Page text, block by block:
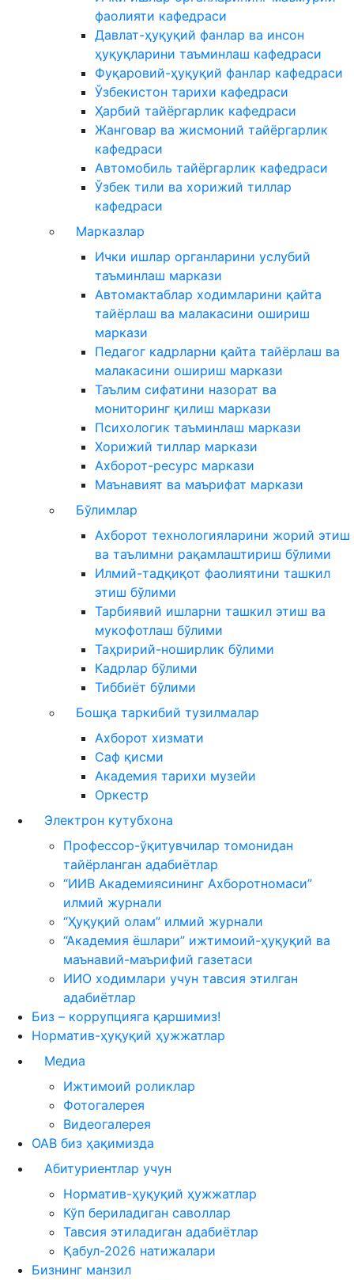
фаолияти кафедраси
Давлат-ҳуқуқий фанлар ва инсон
ҳуқуқларини таъминлаш кафедраси
Фуқаровий-ҳуқуқий фанлар кафедраси
Ўзбекистон тарихи кафедраси
Ҳарбий тайёргарлик кафедраси
Жанговар ва жисмоний тайёргарлик
кафедраси
Автомобиль тайёргарлик кафедраси
Ўзбек тили ва хорижий тиллар
кафедраси
Марказлар
Ички ишлар органларини услубий
таъминлаш маркази
Автомактаблар ходимларини қайта
тайёрлаш ва малакасини ошириш
маркази
Педагог кадрларни қайта тайёрлаш ва
малакасини ошириш маркази
Таълим сифатини назорат ва
мониторинг қилиш маркази
Психологик таъминлаш маркази
Хорижий тиллар маркази
Ахборот-ресурс маркази
Маънавият ва маърифат маркази
Бўлимлар
Ахборот технологияларини жорий этиш
ва таълимни рақамлаштириш бўлими
Илмий-тадқиқот фаолиятини ташкил
этиш бўлими
Тарбиявий ишларни ташкил этиш ва
мукофотлаш бўлими
Таҳририй-ноширлик бўлими
Кадрлар бўлими
Тиббиёт бўлими
Бошқа таркибий тузилмалар
Ахборот хизмати
Саф қисми
Академия тарихи музейи
Оркестр
Электрон кутубхона
Профессор-ўқитувчилар томонидан
тайёрланган адабиётлар
“ИИВ Академиясининг Ахборотномаси”
илмий журнали
“Ҳуқуқий олам” илмий журнали
“Академия ёшлари” ижтимоий-ҳуқуқий ва
маънавий-маърифий газетаси
ИИО ходимлари учун тавсия этилган
адабиётлар
Биз – коррупцияга қаршимиз!
Норматив-ҳуқуқий ҳужжатлар
Медиа
Ижтимоий роликлар
Фотогалерея
Видеогалерея
ОАВ биз ҳақимизда
Абитуриентлар учун
Норматив-ҳуқуқий ҳужжатлар
Кўп бериладиган саволлар
Тавсия этиладиган адабиётлар
Қабул-2026 натижалари
Бизнинг манзил